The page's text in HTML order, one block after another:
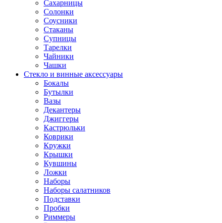
Сахарницы
Солонки
Соусники
Стаканы
Супницы
Тарелки
Чайники
Чашки
Стекло и винные аксессуары
Бокалы
Бутылки
Вазы
Декантеры
Джиггеры
Кастрюльки
Коврики
Кружки
Крышки
Кувшины
Ложки
Наборы
Наборы салатников
Подставки
Пробки
Риммеры